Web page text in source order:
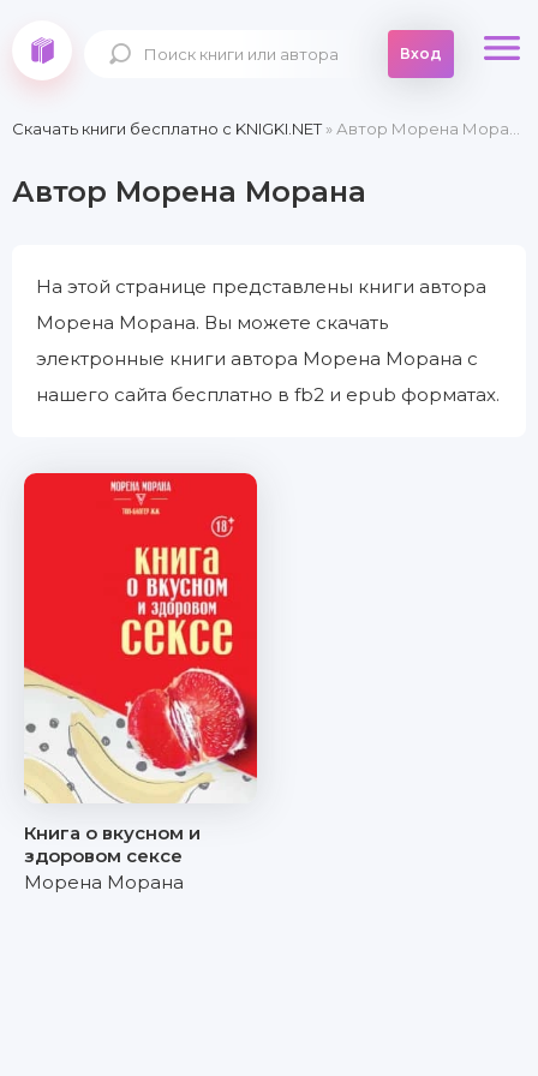
Вход
Скачать книги бесплатно c KNIGKI.NET» Автор Морена Морана
Автор Морена Морана
На этой странице представлены книги автора
Морена Морана. Вы можете скачать
электронные книги автора Морена Морана с
нашего сайта бесплатно в fb2 и epub форматах.
Книга о вкусном и
здоровом сексе
Морена Морана